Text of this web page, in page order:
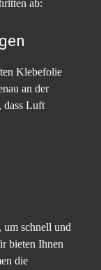
ab:
Klebefolie
an der
dass Luft
schnell und
bieten Ihnen
die